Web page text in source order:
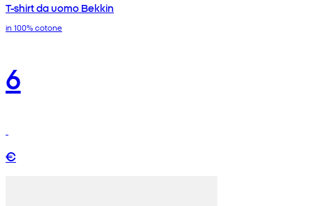
T-shirt da uomo Bekkin
in 100% cotone
6
€